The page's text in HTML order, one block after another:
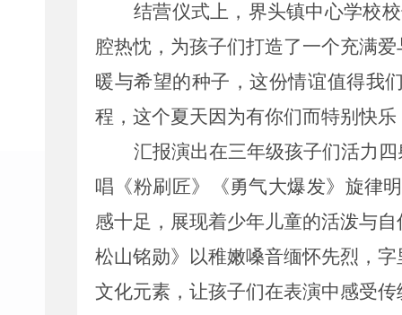
结营仪式上，界头镇中心学校
腔热忱，为孩子们打造了一个充满
暖与希望的种子，这份情谊值得我
程，这个夏天因为有你们而特别快
汇报演出在三年级孩子们活力
唱《粉刷匠》《勇气大爆发》旋律
感十足，展现着少年儿童的活泼与
松山铭勋》以稚嫩嗓音缅怀先烈，
文化元素，让孩子们在表演中感受